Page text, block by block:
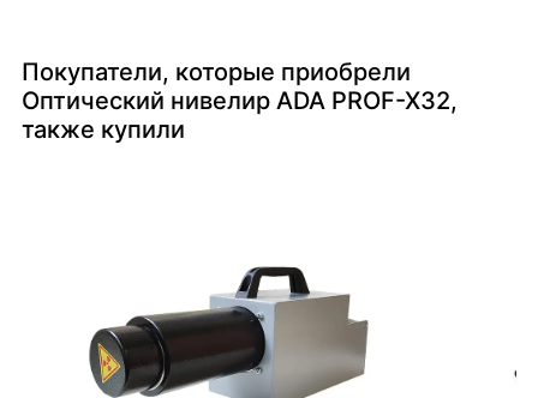
Покупатели, которые приобрели
Оптический нивелир ADA PROF-X32,
также купили